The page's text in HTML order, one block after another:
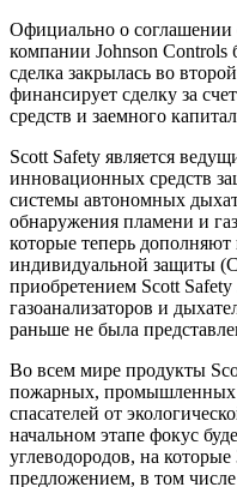
Официально о соглашении
компании Johnson Controls
сделка закрылась во
финансирует сделку за
средств и заемного
Scott Safety является
инновационных средств
системы автономных
обнаружения пламени и
которые теперь
индивидуальной защиты
приобретением Scott
газоанализаторов и
раньше не была
Во всем мире продукты
пожарных, промышленных
спасателей от
начальном этапе фокус
углеводородов, на
предложением, в том